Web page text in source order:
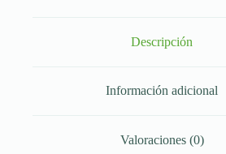
Descripción
Información adicional
Valoraciones (0)